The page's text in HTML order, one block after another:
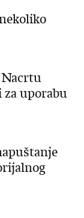
Nacrtu
uporabu